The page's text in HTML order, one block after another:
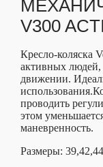
V300
Кресло-коляска
активных
движении.
проводить
этом
маневренность.
Размеры: